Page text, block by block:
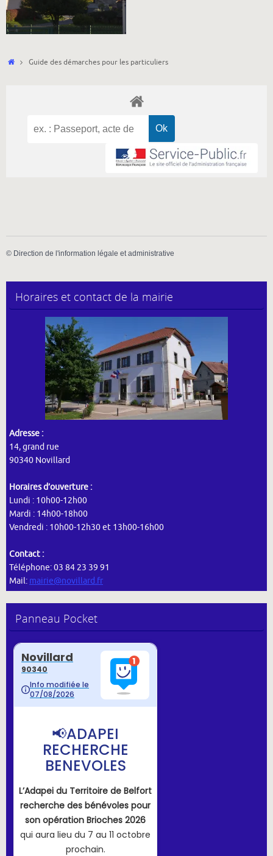
Accueil
Guide des démarches pour les particuliers
© Direction de l'information légale et administrative
Horaires et contact de la mairie
Adresse :
14, grand rue
90340 Novillard
Horaires d’ouverture :
Lundi : 10h00-12h00
Mardi : 14h00-18h00
Vendredi : 10h00-12h30 et 13h00-16h00
Contact :
Téléphone: 03 84 23 39 91
Mail: mairie@novillard.fr
Panneau Pocket